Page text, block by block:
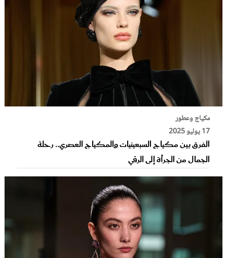
مكياج وعطور
17 يوليو 2025
الفرق بين مكياج السبعينيات والمكياج العصري.. رحلة
الجمال من الجرأة إلى الرقي